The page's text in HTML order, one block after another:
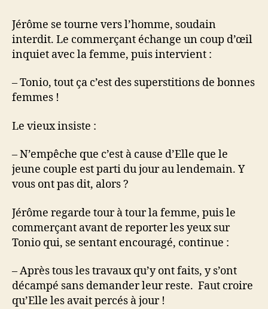
Jérôme se tourne vers l’homme, soudain
interdit. Le commerçant échange un coup d’œil
inquiet avec la femme, puis intervient :
– Tonio, tout ça c’est des superstitions de bonnes
femmes !
Le vieux insiste :
– N’empêche que c’est à cause d’Elle que le
jeune couple est parti du jour au lendemain. Y
vous ont pas dit, alors ?
Jérôme regarde tour à tour la femme, puis le
commerçant avant de reporter les yeux sur
Tonio qui, se sentant encouragé, continue :
– Après tous les travaux qu’y ont faits, y s’ont
décampé sans demander leur reste. Faut croire
qu’Elle les avait percés à jour !